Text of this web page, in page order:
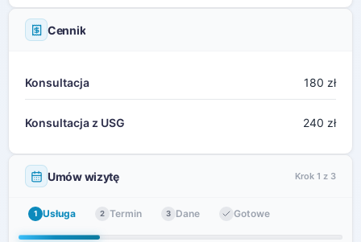
Cennik
Konsultacja 180 zł
Konsultacja z USG 240 zł
Umów wizytę Krok 1 z 3
1 Usługa 2 Termin 3 Dane Gotowe